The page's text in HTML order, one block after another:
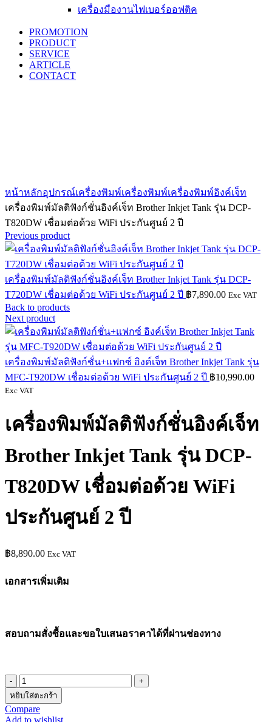
เครื่องมืองานไฟเบอร์ออฟติค
PROMOTION
PRODUCT
SERVICE
ARTICLE
CONTACT
หน้าหลักอุปกรณ์เครื่องพิมพ์เครื่องพิมพ์เครื่องพิมพ์อิงค์เจ็ท
เครื่องพิมพ์มัลติฟังก์ชั่นอิงค์เจ็ท Brother Inkjet Tank รุ่น DCP-
T820DW เชื่อมต่อด้วย WiFi ประกันศูนย์ 2 ปี
Previous product
เครื่องพิมพ์มัลติฟังก์ชั่นอิงค์เจ็ท Brother Inkjet Tank รุ่น DCP-
T720DW เชื่อมต่อด้วย WiFi ประกันศูนย์ 2 ปี ฿7,890.00 Exc VAT
Back to products
Next product
เครื่องพิมพ์มัลติฟังก์ชั่น+แฟกซ์ อิงค์เจ็ท Brother Inkjet Tank รุ่น
MFC-T920DW เชื่อมต่อด้วย WiFi ประกันศูนย์ 2 ปี ฿10,990.00
Exc VAT
เครื่องพิมพ์มัลติฟังก์ชั่นอิงค์เจ็ท
Brother Inkjet Tank รุ่น DCP-
T820DW เชื่อมต่อด้วย WiFi
ประกันศูนย์ 2 ปี
฿8,890.00 Exc VAT
เอกสารเพิ่มเติม
สอบถามสั่งซื้อและขอใบเสนอราคาได้ที่ผ่านช่องทาง
จำนวน
เครื่องพิมพ์
มัลติ
หยิบใส่ตะกร้า
Compare
Add to wishlist